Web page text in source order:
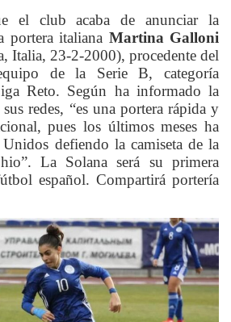
acaba de anunciar la
portera italiana Martina Galloni
Italia, 23-2-2000), procedente del
de la Serie B, categoría
Reto. Según ha informado la
redes, “es una portera rápida y
pues los últimos meses ha
defiendo la camiseta de la
La Solana será su primera
español. Compartirá portería